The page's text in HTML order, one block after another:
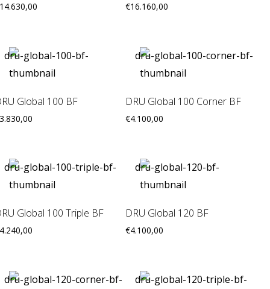
14.630,00 €16.160,00
Global 100 BF
3.830,00
DRU Global 100 Corner BF
€4.100,00
Global 100 Triple BF
4.240,00
DRU Global 120 BF
€4.100,00